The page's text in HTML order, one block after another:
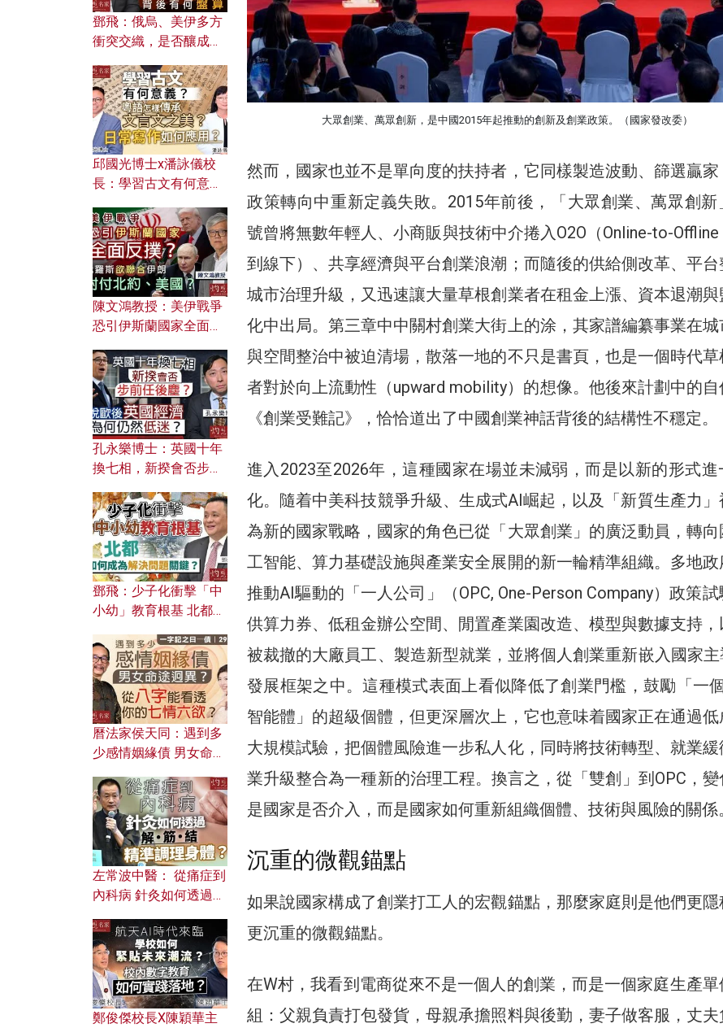
大眾創業、萬眾創新，是中國2015年起推動的創新及創業政策。（國家發改委）
然而，國家也並不是單向度的扶持者，它同樣製造波動、篩選贏家
政策轉向中重新定義失敗。2015年前後，「大眾創業、萬眾創新
號曾將無數年輕人、小商販與技術中介捲入O2O（Online-to-
到線下）、共享經濟與平台創業浪潮；而隨後的供給側改革、平
城市治理升級，又迅速讓大量草根創業者在租金上漲、資本退潮
化中出局。第三章中中關村創業大街上的涂，其家譜編纂事業在
與空間整治中被迫清場，散落一地的不只是書頁，也是一個時代草
者對於向上流動性（upward mobility）的想像。他後來計劃中的自
《創業受難記》，恰恰道出了中國創業神話背後的結構性不穩定。
進入2023至2026年，這種國家在場並未減弱，而是以新的形式進
化。隨着中美科技競爭升級、生成式AI崛起，以及「新質生產力
為新的國家戰略，國家的角色已從「大眾創業」的廣泛動員，轉向
工智能、算力基礎設施與產業安全展開的新一輪精準組織。多地
推動AI驅動的「一人公司」（OPC, One-Person Company）政策
供算力券、低租金辦公空間、閒置產業園改造、模型與數據支持，
被裁撤的大廠員工、製造新型就業，並將個人創業重新嵌入國家主
發展框架之中。這種模式表面上看似降低了創業門檻，鼓勵「一
智能體」的超級個體，但更深層次上，它也意味着國家正在通過低
大規模試驗，把個體風險進一步私人化，同時將技術轉型、就業緩
業升級整合為一種新的治理工程。換言之，從「雙創」到OPC，變
是國家是否介入，而是國家如何重新組織個體、技術與風險的關係
沉重的微觀錨點
如果說國家構成了創業打工人的宏觀錨點，那麼家庭則是他們更
更沉重的微觀錨點。
在W村，我看到電商從來不是一個人的創業，而是一個家庭生產單
組：父親負責打包發貨，母親承擔照料與後勤，妻子做客服，丈夫
鄧飛：俄烏、美伊多方
衝突交織，是否釀成世
風險攻擊美軍，背後有
何盤算？
邱國光博士x潘詠儀校
長：學習古文有何意
文之美？ 日常寫作如何
應用？
陳文鴻教授：美伊戰爭
恐引伊斯蘭國家全面反
對付北約美國？
孔永樂博士：英國十年
換七相，新揆會否步前
濟為何仍然低迷？
鄧飛：少子化衝擊「中
小幼」教育根基 北都如
曆法家侯天同：遇到多
少感情姻緣債 男女命途
的七情六欲？
左常波中醫： 從痛症到
內科病 針灸如何透過解
鄭俊傑校長X陳穎華主